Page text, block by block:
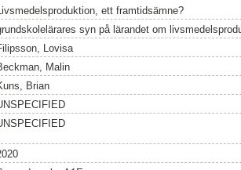
ett framtidsämne?
syn på lärandet om
Lovisa
Malin
Brian